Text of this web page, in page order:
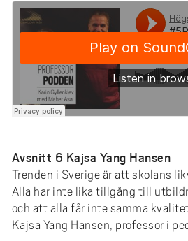
Avsnitt 6 Kajsa Yang Hansen
Trenden i Sverige är att skolans
Alla har inte lika tillgång till
och att alla får inte samma
Kajsa Yang Hansen, professor i